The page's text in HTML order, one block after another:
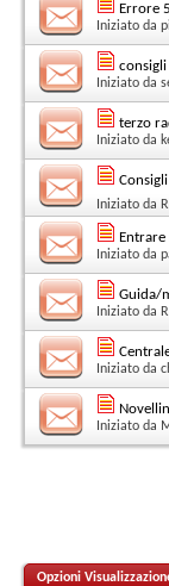
Errore
Iniziato da
consigli
Iniziato da
terzo
Iniziato da
Iniziato da
Entrare
Iniziato da
Guida/
Iniziato da
Iniziato da
Iniziato da
Opzioni